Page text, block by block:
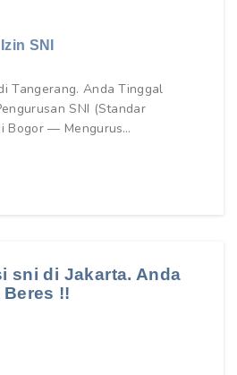
SNI
Tangerang. Anda Tinggal
SNI (Standar
Bogor — Mengurus…
sni di Jakarta. Anda
!!